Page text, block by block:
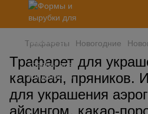
Трафареты Новогодние
Трафарет для
каравая, пряников.
для украшения
айсингом, какао-